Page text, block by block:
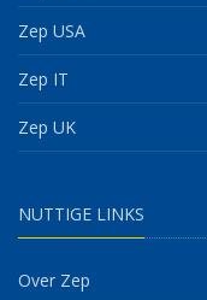
Zep USA
Zep IT
Zep UK
NUTTIGE LINKS
Over Zep